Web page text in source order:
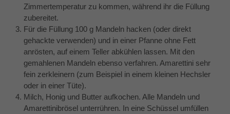
Zimmertemperatur zu kommen, während ihr die Füllung
zubereitet.
Für die Füllung 100 g Mandeln hacken (oder direkt
gehackte verwenden) und in einer Pfanne ohne Fett
anrösten, auf einem Teller abkühlen lassen. Mit den
gemahlenen Mandeln ebenso verfahren. Amarettini sehr
fein zerkleinern (zum Beispiel in einem kleinen Hechsler
oder in einer Tüte).
Milch, Honig und Butter aufkochen. Alle Mandeln und
Amarettinibrösel unterrühren. In eine Schüssel umfüllen